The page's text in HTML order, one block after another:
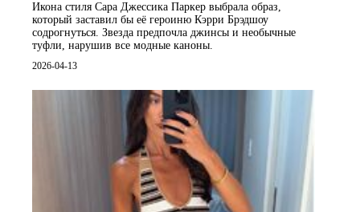
Икона стиля Сара Джессика Паркер выбрала образ,
который заставил бы её героиню Кэрри Брэдшоу
содрогнуться. Звезда предпочла джинсы и необычные
туфли, нарушив все модные каноны.
2026-04-13